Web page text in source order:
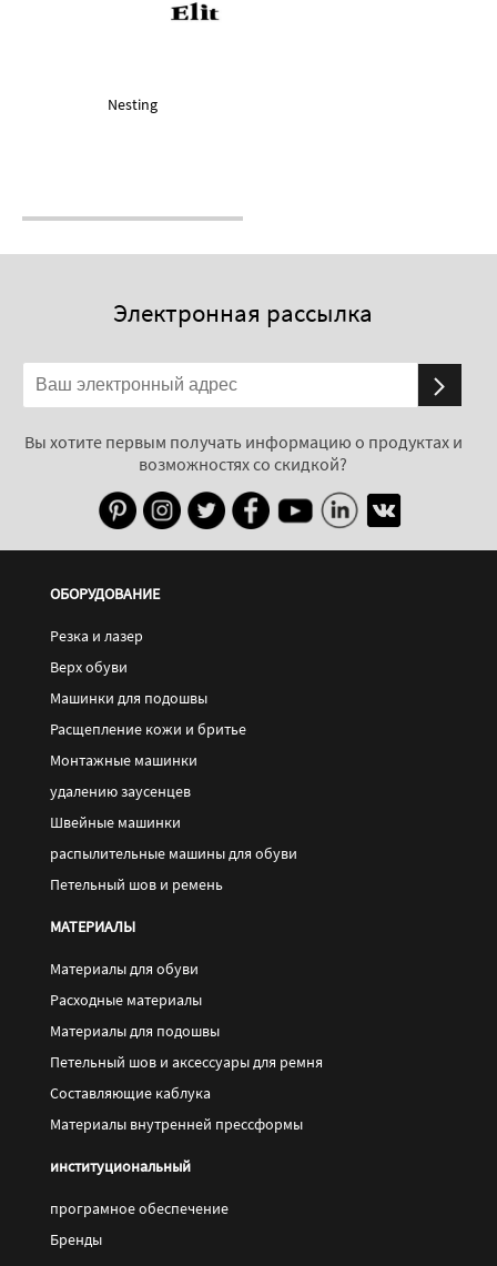
Nesting
Электронная рассылка
Вы хотите первым получать информацию о продуктах и
возможностях со скидкой?
ОБОРУДОВАНИЕ
Резка и лазер
Верх обуви
Машинки для подошвы
Расщепление кожи и бритье
Монтажные машинки
удалению заусенцев
Швейные машинки
распылительные машины для обуви
Петельный шов и ремень
МАТЕРИАЛЫ
Материалы для обуви
Pасходные материалы
Материалы для подошвы
Петельный шов и аксессуары для ремня
Составляющие каблука
Материалы внутренней прессформы
институциональный
програмное обеспечение
Бренды